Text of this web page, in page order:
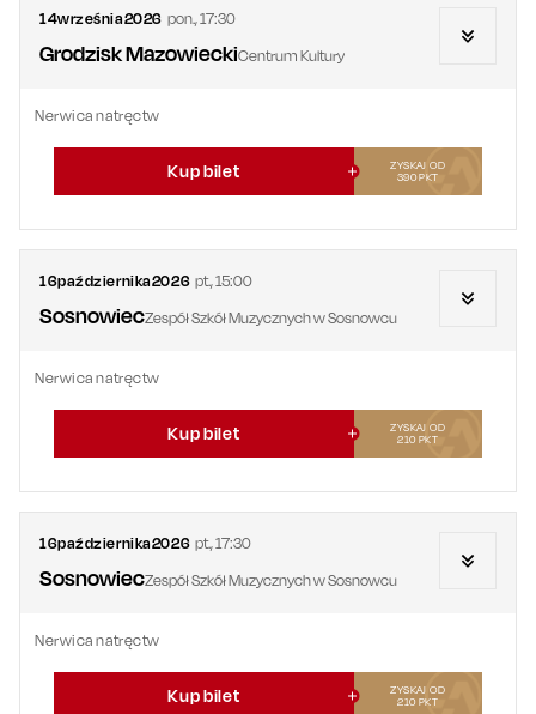
14września2026 pon.,17:30
Grodzisk MazowieckiCentrum Kultury
Nerwica natręctw
Kup bilet
ZYSKAJ OD
390PKT
16października2026 pt.,15:00
SosnowiecZespół Szkół Muzycznych w Sosnowcu
Nerwica natręctw
Kup bilet
ZYSKAJ OD
210 PKT
16października2026 pt.,17:30
SosnowiecZespół Szkół Muzycznych w Sosnowcu
Nerwica natręctw
Kup bilet
ZYSKAJ OD
210 PKT